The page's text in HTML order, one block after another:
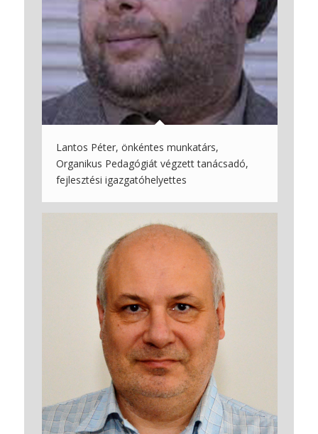
Lantos Péter, önkéntes munkatárs,
Organikus Pedagógiát végzett tanácsadó,
fejlesztési igazgatóhelyettes